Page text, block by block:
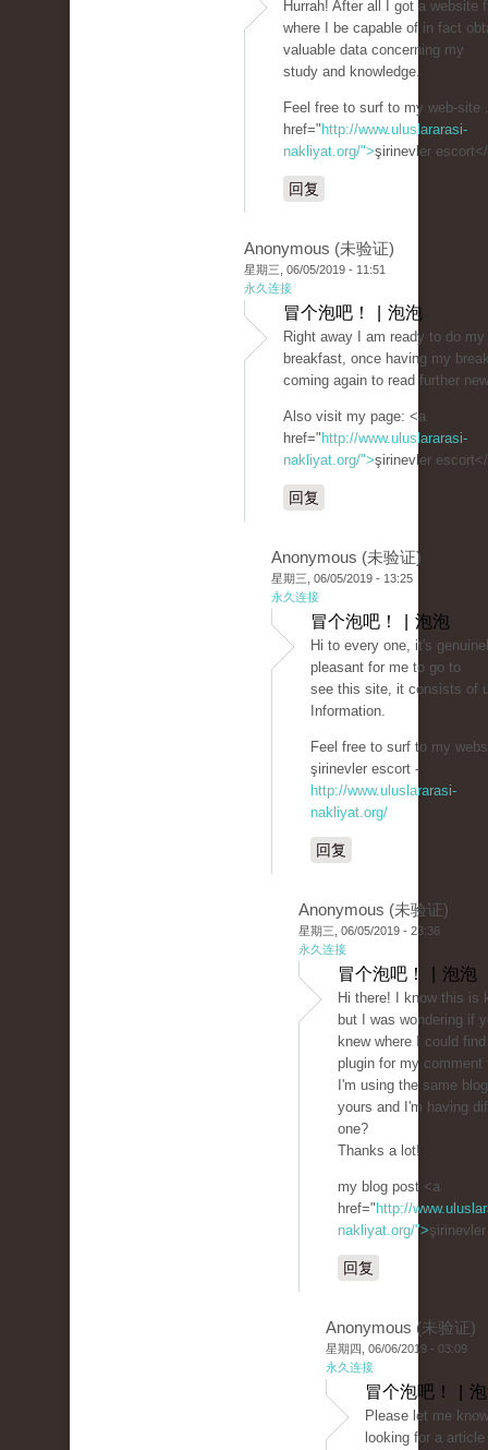
Hurrah! After all I got a website
where I be capable of in fact
valuable data concerning my
study and knowledge.
Feel free to surf to my web-site
href=" http://www.uluslararasi-
nakliyat.org/">şirinevler
回复
Anonymous (未验证)
星期三, 06/05/2019 - 11:51
永久连接
冒个泡吧！ | 泡泡
Right away I am ready to do my
breakfast, once having my
coming again to read further
Also visit my page: <a
href=" http://www.uluslararasi-
nakliyat.org/">şirinevler
回复
Anonymous (未验证)
星期三, 06/05/2019 - 13:25
永久连接
冒个泡吧！ | 泡泡
Hi to every one, it's
pleasant for me to go to
see this site, it consists of
Information.
Feel free to surf to my
şirinevler escort -
http://www.uluslararasi-
nakliyat.org/
回复
Anonymous (未验证)
星期三, 06/05/2019 - 23:36
永久连接
冒个泡吧！ | 泡泡
Hi there! I know this is
but I was wondering if
knew where I could
plugin for my comment
I'm using the same
yours and I'm having
one?
Thanks a lot!
my blog post <a
href=" http://
nakliyat.org/">
回复
Anonymous (未验证)
星期四, 06/06/2019 - 03:09
永久连接
冒个泡吧！ |
Please let me
looking for a